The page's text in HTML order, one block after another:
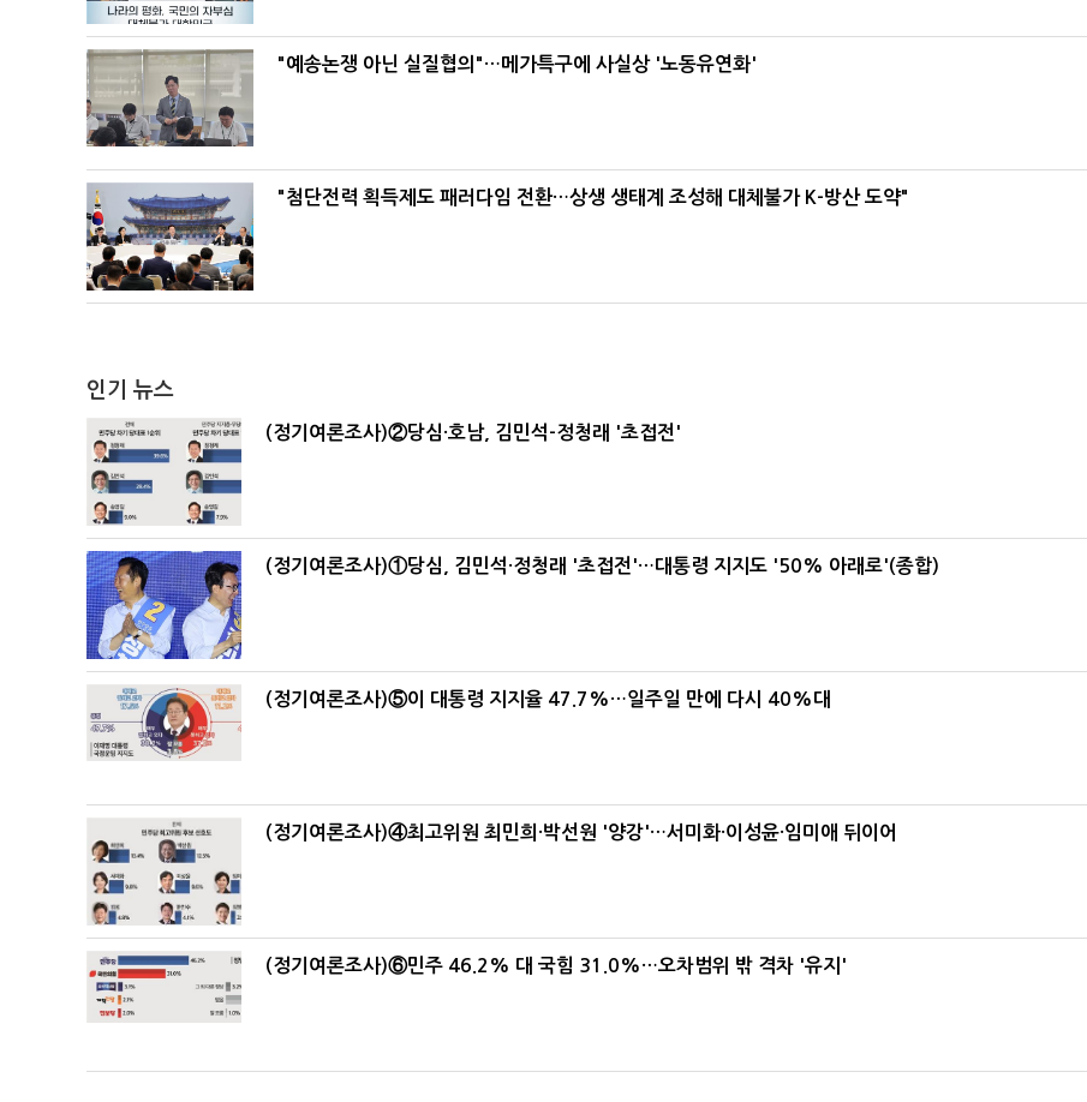
"예송논쟁 아닌 실질협의"…메가특구에 사실상 '노동유연화'
"첨단전력 획득제도 패러다임 전환…상생 생태계 조성해 대체불가 K-방산 도약"
인기 뉴스
(정기여론조사)②당심·호남, 김민석-정청래 '초접전'
(정기여론조사)①당심, 김민석·정청래 '초접전'…대통령 지지도 '50% 아래로'(종합)
(정기여론조사)⑤이 대통령 지지율 47.7%…일주일 만에 다시 40%대
(정기여론조사)④최고위원 최민희·박선원 '양강'…서미화·이성윤·임미애 뒤이어
(정기여론조사)⑥민주 46.2% 대 국힘 31.0%…오차범위 밖 격차 '유지'